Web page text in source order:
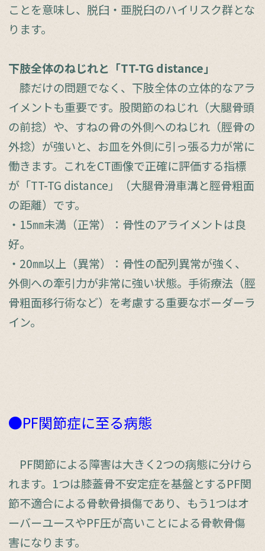
ことを意味し、脱臼・亜脱臼のハイリスク群とな
ります。
下肢全体のねじれと「TT-TG distance」
膝だけの問題でなく、下肢全体の立体的なアラ
イメントも重要です。股関節のねじれ（大腿骨頭
の前捻）や、すねの骨の外側へのねじれ（脛骨の
外捻）が強いと、お皿を外側に引っ張る力が常に
働きます。これをCT画像で正確に評価する指標
が「TT-TG distance」（大腿骨滑車溝と脛骨粗面
の距離）です。
・15㎜未満（正常）：骨性のアライメントは良
好。
・20㎜以上（異常）：骨性の配列異常が強く、
外側への牽引力が非常に強い状態。手術療法（脛
骨粗面移行術など）を考慮する重要なボーダーラ
イン。
●PF関節症に至る病態
PF関節による障害は大きく2つの病態に分けら
れます。1つは膝蓋骨不安定症を基盤とするPF関
節不適合による骨軟骨損傷であり、もう1つはオ
ーバーユースやPF圧が高いことによる骨軟骨傷
害になります。